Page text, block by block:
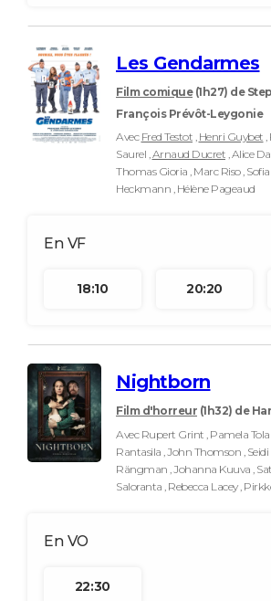
Les Gendarmes
Film comique (1h27) de
François Prévôt-Leygonie
Avec Fred Testot , Henri Guybet ,
Saurel ,Arnaud Ducret , Alice
Thomas Gioria , Marc Riso ,
Heckmann , Hélène Pageaud
18:10 20:20
Nightborn
Film d'horreur (1h32) de
Avec Rupert Grint , Pamela
Rantasila , John Thomson , Seidi
Rängman , Johanna Kuuva ,
Saloranta , Rebecca Lacey ,
22:30